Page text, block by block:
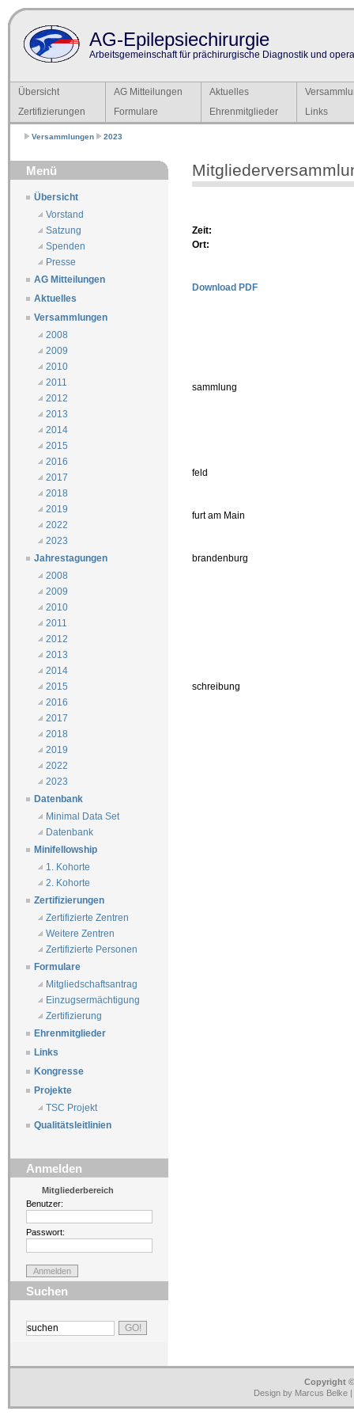
AG-Epilepsiechirurgie
Arbeitsgemeinschaft für prächirurgische Diagnostik und
Übersicht AG Mitteilungen Aktuelles
Zertifizierungen
Formulare Ehrenmitglieder Links
Versammlungen 2023
Menü
Übersicht
Vorstand
Satzung
Spenden
Presse
AG Mitteilungen
Aktuelles
Versammlungen
2008
2009
2010
2011
2012
2013
2014
2015
2016
2017
2018
2019
2022
2023
Jahrestagungen
2008
2009
2010
2011
2012
2013
2014
2015
2016
2017
2018
2019
2022
2023
Datenbank
Minimal Data Set
Datenbank
Minifellowship
1. Kohorte
2. Kohorte
Zertifizierungen
Zertifizierte Zentren
Weitere Zentren
Zertifizierte Personen
Formulare
Mitgliedschaftsantrag
Einzugsermächtigung
Zertifizierung
Ehrenmitglieder
Links
Kongresse
Projekte
TSC Projekt
Qualitätsleitlinien
Anmelden
Mitgliederbereich
Benutzer:
Passwort:
Suchen
Zeit:
Ort:
Download PDF
sammlung
feld
furt am Main
brandenburg
schreibung
Copyright
Design by Marcus Belke